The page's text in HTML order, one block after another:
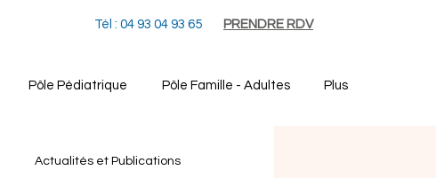
PRENDRE RDV
Tél : 04 93 04 93 65
Pôle Pédiatrique Pôle Famille - Adultes Plus
Actualités et Publications